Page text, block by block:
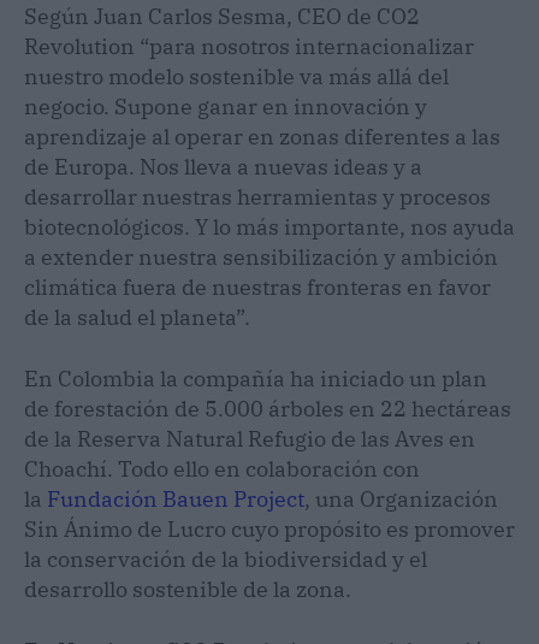
Según Juan Carlos Sesma, CEO de CO2
Revolution “para nosotros internacionalizar
nuestro modelo sostenible va más allá del
negocio. Supone ganar en innovación y
aprendizaje al operar en zonas diferentes a las
de Europa. Nos lleva a nuevas ideas y a
desarrollar nuestras herramientas y procesos
biotecnológicos. Y lo más importante, nos ayuda
a extender nuestra sensibilización y ambición
climática fuera de nuestras fronteras en favor
de la salud el planeta”.
En Colombia la compañía ha iniciado un plan
de forestación de 5.000 árboles en 22 hectáreas
de la Reserva Natural Refugio de las Aves en
Choachí. Todo ello en colaboración con
la Fundación Bauen Project, una Organización
Sin Ánimo de Lucro cuyo propósito es promover
la conservación de la biodiversidad y el
desarrollo sostenible de la zona.